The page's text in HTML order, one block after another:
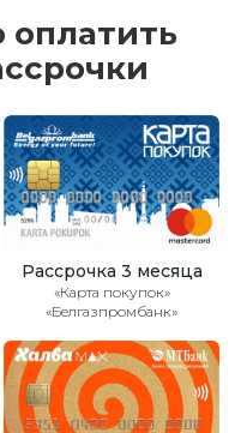
Рассрочка 3 месяца
«Карта покупок»
«Белгазпромбанк»